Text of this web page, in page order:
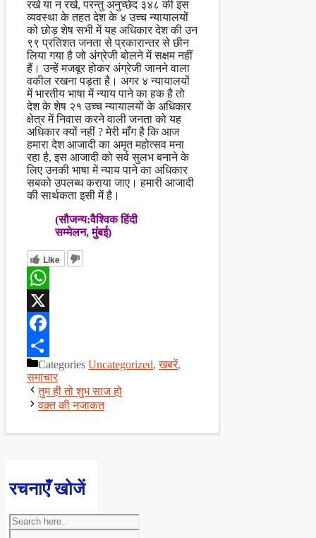
रखे या न रखे, परन्तु अनुच्छेद ३४८ की इस
व्यवस्था के तहत देश के ४ उच्च न्यायालयों
को छोड़ शेष सभी में यह अधिकार देश की उन
९९ प्रतिशत जनता से प्रकारान्तर से छीन
लिया गया है जो अंग्रेजी बोलने में सक्षम नहीं
हैं। उन्हें मजबूर होकर अंग्रेजी जानने वाला
वकील रखना पड़ता है। अगर ४ न्यायालयों
में भारतीय भाषा में न्याय पाने का हक है तो
देश के शेष २१ उच्च न्यायालयों के अधिकार
क्षेत्र में निवास करने वाली जनता को यह
अधिकार क्यों नहीं ? मेरी माँग है कि आज
हमारा देश आजादी का अमृत महोत्सव मना
रहा है, इस आजादी को सर्व सुलभ बनाने के
लिए उनकी भाषा में न्याय पाने का अधिकार
सबको उपलब्ध कराया जाए। हमारी आजादी
की सार्थकता इसी में है।
(सौजन्य:वैश्विक हिंदी
सम्मेलन, मुंबई)
Like
WhatsApp
X
Facebook
ShareCategories Uncategorized,खबरें,
समाचार
तुम ही तो शुभ साज हो
वक़्त की नजाकत
रचनाएँ खोजें